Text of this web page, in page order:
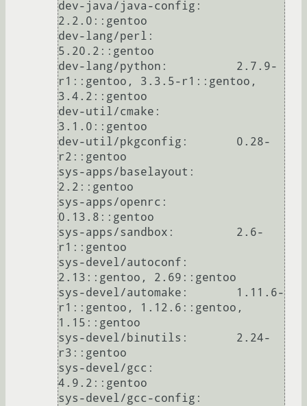
dev-java/java-config:
2.2.0::gentoo
dev-lang/perl:
5.20.2::gentoo
dev-lang/python:          2.7.9-
r1::gentoo, 3.3.5-r1::gentoo,
3.4.2::gentoo
dev-util/cmake:
3.1.0::gentoo
dev-util/pkgconfig:       0.28-
r2::gentoo
sys-apps/baselayout:
2.2::gentoo
sys-apps/openrc:
0.13.8::gentoo
sys-apps/sandbox:         2.6-
r1::gentoo
sys-devel/autoconf:
2.13::gentoo, 2.69::gentoo
sys-devel/automake:       1.11.6-
r1::gentoo, 1.12.6::gentoo,
1.15::gentoo
sys-devel/binutils:       2.24-
r3::gentoo
sys-devel/gcc:
4.9.2::gentoo
sys-devel/gcc-config: